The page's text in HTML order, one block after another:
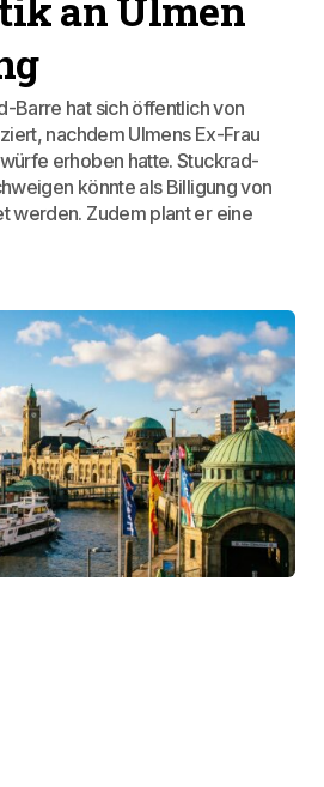
Barre hat sich öffentlich von
nachdem Ulmens Ex-Frau
erhoben hatte. Stuckrad-
könnte als Billigung von
werden. Zudem plant er eine